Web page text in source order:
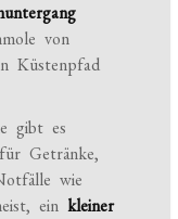
von
Küstenpfad
gibt es
für Getränke,
wie
einkleiner